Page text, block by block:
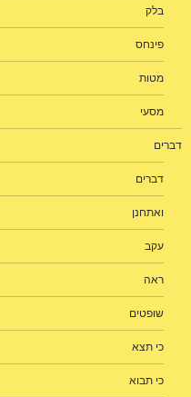
בלק
פינחס
מטות
מסעי
דברים
דברים
ואתחנן
עקב
ראה
שופטים
כי תצא
כי תבוא